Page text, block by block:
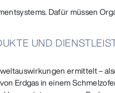
Dafür müssen
UND
ermittelt –
Erdgas in einem